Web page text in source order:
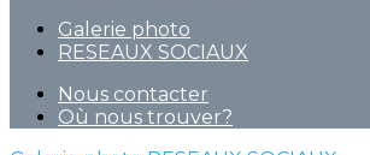
Galerie photo
RESEAUX SOCIAUX
Nous contacter
Où nous trouver?